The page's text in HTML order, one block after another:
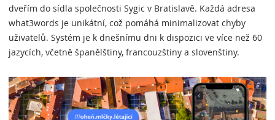
dveřím do sídla společnosti Sygic v Bratislavě. Každá adresa
what3words je unikátní, což pomáhá minimalizovat chyby
uživatelů. Systém je k dnešnímu dni k dispozici ve více než 60
jazycích, včetně španělštiny, francouzštiny a slovenštiny.